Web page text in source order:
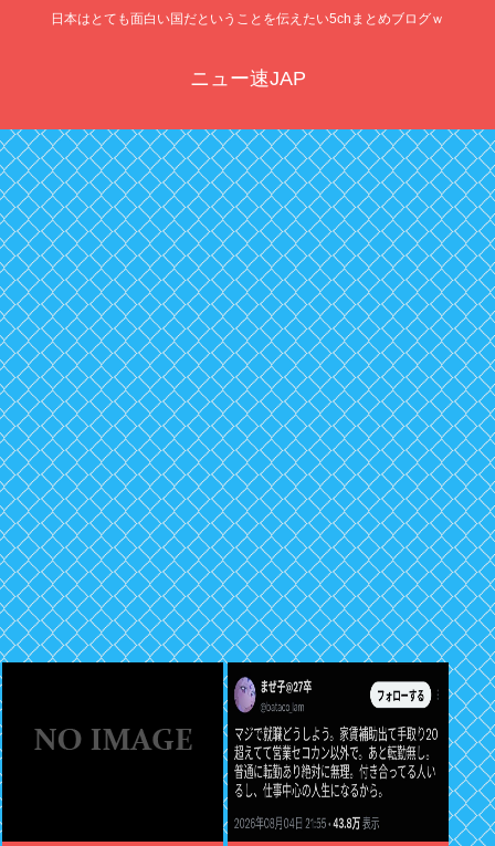
日本はとても面白い国だということを伝えたい5chまとめブログｗ
ニュー速JAP